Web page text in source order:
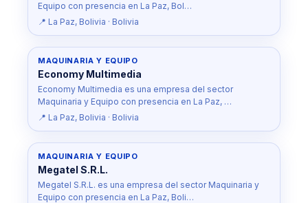
Equipo con presencia en La Paz, Bol…
📍 La Paz, Bolivia · Bolivia
MAQUINARIA Y EQUIPO
Economy Multimedia
Economy Multimedia es una empresa del sector
Maquinaria y Equipo con presencia en La Paz, …
📍 La Paz, Bolivia · Bolivia
MAQUINARIA Y EQUIPO
Megatel S.R.L.
Megatel S.R.L. es una empresa del sector Maquinaria y
Equipo con presencia en La Paz, Boli…